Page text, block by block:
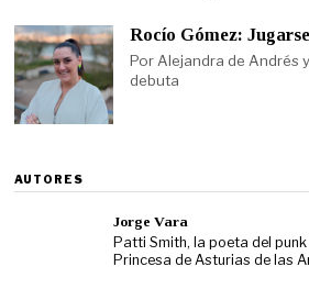
Rocío Gómez:
Por Alejandra de Andrés
debuta
AUTORES
Jorge Vara
Patti Smith, la poeta del
Princesa de Asturias de las